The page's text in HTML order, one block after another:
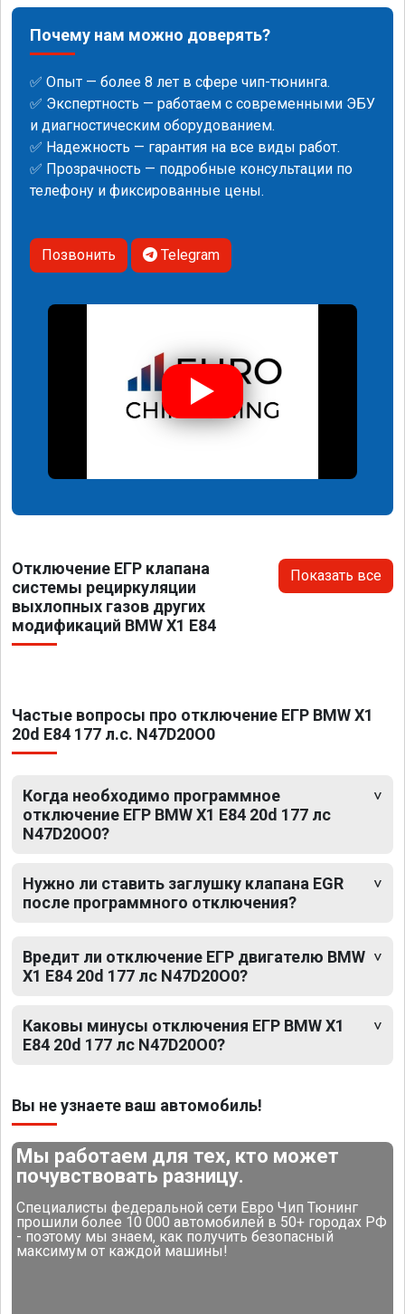
Почему нам можно доверять?
✅ Опыт — более 8 лет в сфере чип-тюнинга.
✅ Экспертность — работаем с современными ЭБУ
и диагностическим оборудованием.
✅ Надежность — гарантия на все виды работ.
✅ Прозрачность — подробные консультации по
телефону и фиксированные цены.
Позвонить Telegram
Отключение ЕГР клапана
системы рециркуляции
выхлопных газов других
модификаций BMW X1 E84
Показать все
Частые вопросы про отключение ЕГР BMW X1
20d E84 177 л.с. N47D20O0
Когда необходимо программное
отключение ЕГР BMW X1 E84 20d 177 лс
N47D20O0?
Нужно ли ставить заглушку клапана EGR
после программного отключения?
Вредит ли отключение ЕГР двигателю BMW
X1 E84 20d 177 лс N47D20O0?
Каковы минусы отключения ЕГР BMW X1
E84 20d 177 лс N47D20O0?
Вы не узнаете ваш автомобиль!
Мы работаем для тех, кто может
почувствовать разницу.
Специалисты федеральной сети Евро Чип Тюнинг
прошили более 10 000 автомобилей в 50+ городах РФ
- поэтому мы знаем, как получить безопасный
максимум от каждой машины!